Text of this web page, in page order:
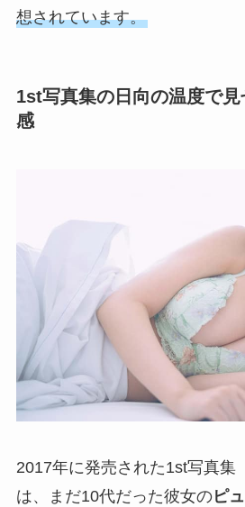
想されています。
1st写真集の日向の温度で
感
2017年に発売された1st写真集
は、まだ10代だった彼女のピ